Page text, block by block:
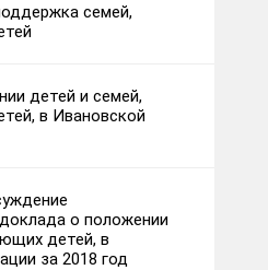
семей,
детей и семей,
в Ивановской
о положении
детей, в
за 2018 год